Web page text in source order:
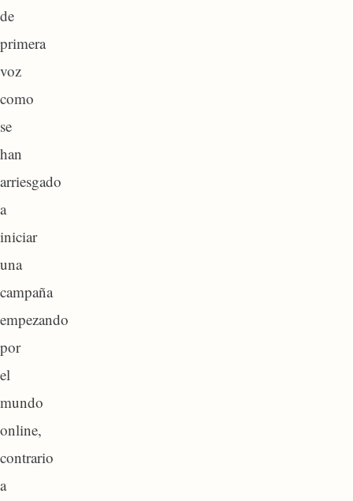
de
primera
voz
como
se
han
arriesgado
a
iniciar
una
campaña
empezando
por
el
mundo
online,
contrario
a